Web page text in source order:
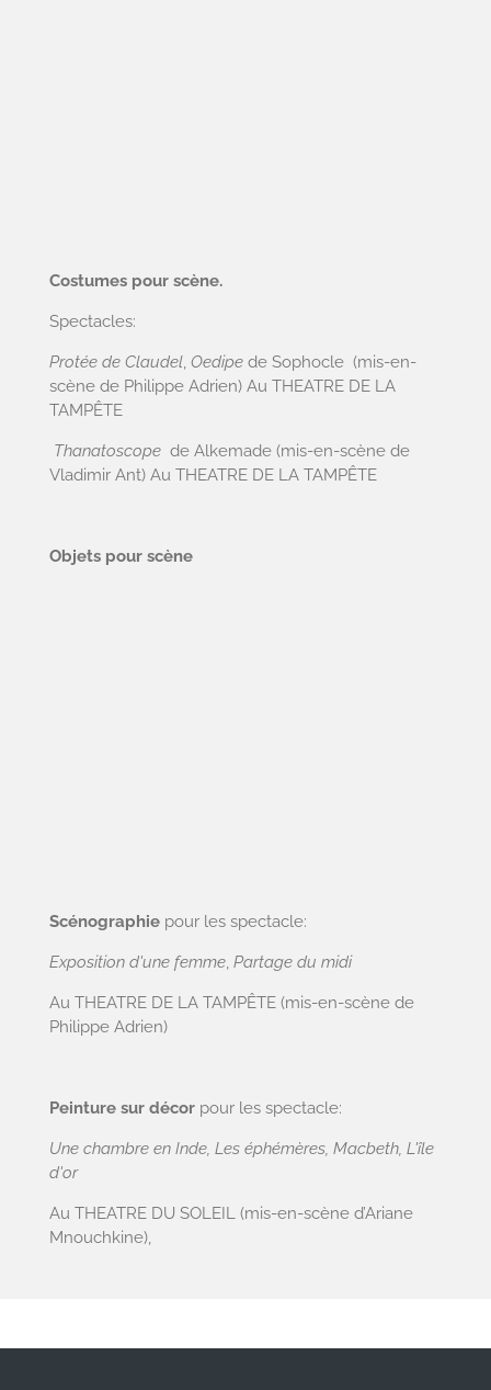
Costumes pour scène.
Spectacles:
Protée de Claudel, Oedipede Sophocle (mis-en-
scène de Philippe Adrien) Au THEATRE DE LA
TAMPÊTE
Thanatoscopede Alkemade (mis-en-scène de
Vladimir Ant) Au THEATRE DE LA TAMPÊTE
Objets pour scène
Scénographiepour les spectacle:
Exposition d'une femme,Partage du midi
Au THEATRE DE LA TAMPÊTE (mis-en-scène de
Philippe Adrien)
Peinture sur décorpour les spectacle:
Une chambre en Inde, Les éphémères, Macbeth, L'île
d'or
Au THEATRE DU SOLEIL (mis-en-scène d’Ariane
Mnouchkine),